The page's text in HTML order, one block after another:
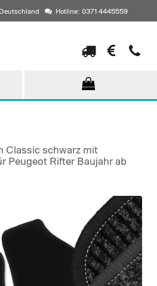
Hotline: 0371 4445559
Classic schwarz mit
Peugeot Rifter Baujahr ab